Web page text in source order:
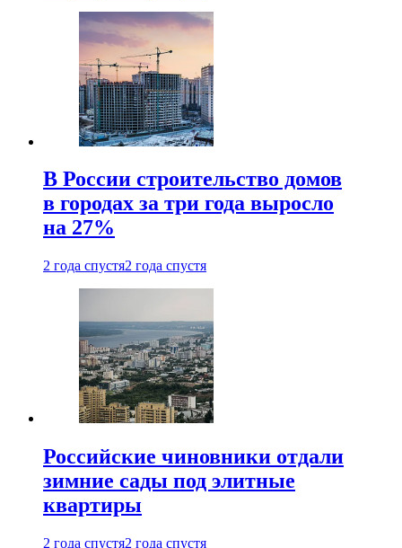
В России строительство домов
в городах за три года выросло
на 27%
2 года спустя2 года спустя
Российские чиновники отдали
зимние сады под элитные
квартиры
2 года спустя2 года спустя